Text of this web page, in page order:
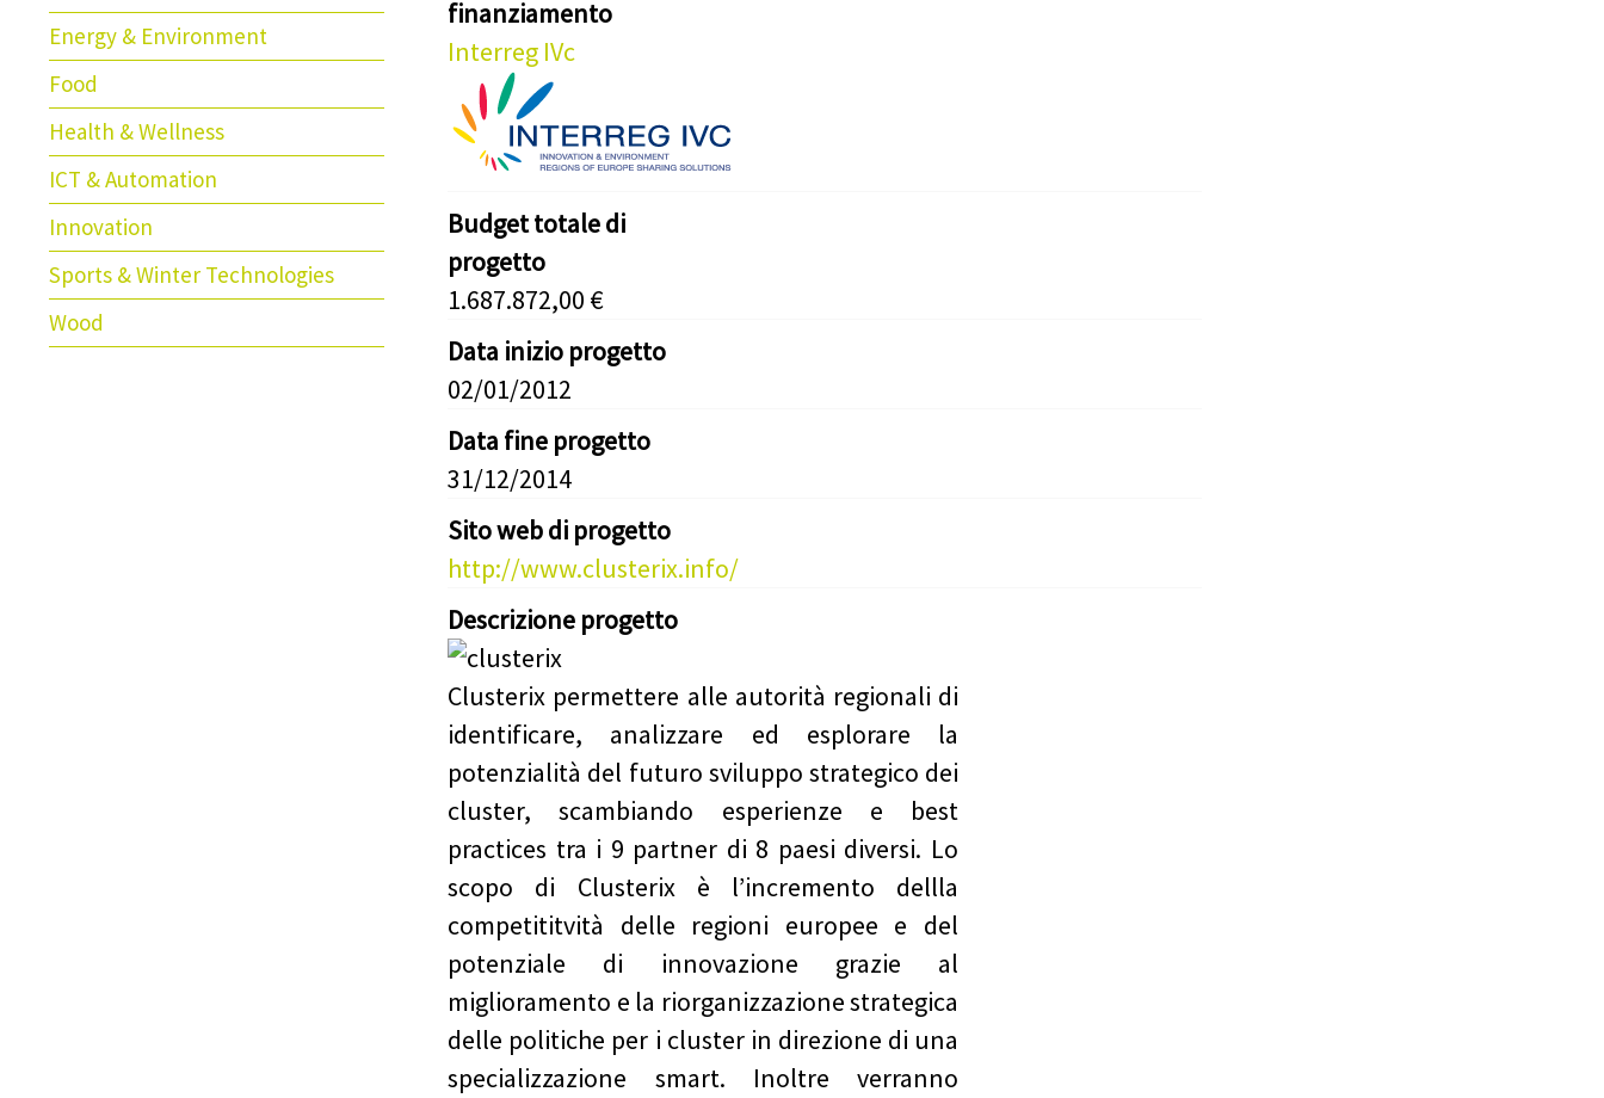
Energy & Environment
Food
Health & Wellness
ICT & Automation
Innovation
Sports & Winter Technologies
Wood
finanziamento
Interreg IVc
Budget totale di
progetto
1.687.872,00 €
Data inizio progetto
02/01/2012
Data fine progetto
31/12/2014
Sito web di progetto
http://www.clusterix.info/
Descrizione progetto
Clusterix permettere alle autorità regionali di
identificare, analizzare ed esplorare la
potenzialità del futuro sviluppo strategico dei
cluster, scambiando esperienze e best
practices tra i 9 partner di 8 paesi diversi. Lo
scopo di Clusterix è l’incremento dellla
competititvità delle regioni europee e del
potenziale di innovazione grazie al
miglioramento e la riorganizzazione strategica
delle politiche per i cluster in direzione di una
specializzazione smart. Inoltre verranno